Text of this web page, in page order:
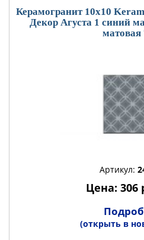
Керамогранит 10x10
Декор Агуста 1 синий
Артикул:
Цена: 306
(открыть в